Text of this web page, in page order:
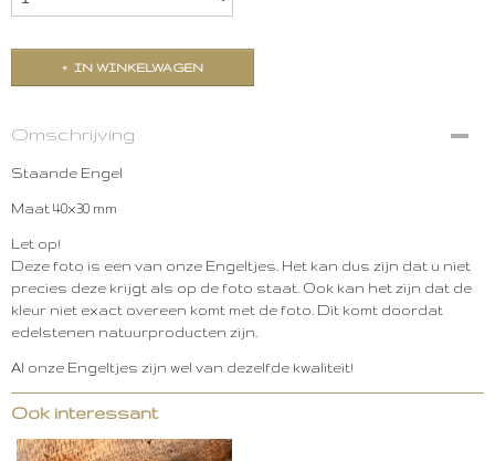
IN WINKELWAGEN
Omschrijving
Staande Engel
Maat 40x30 mm
Let op!
Deze foto is een van onze Engeltjes. Het kan dus zijn dat u niet
precies deze krijgt als op de foto staat. Ook kan het zijn dat de
kleur niet exact overeen komt met de foto. Dit komt doordat
edelstenen natuurproducten zijn.
Al onze Engeltjes zijn wel van dezelfde kwaliteit!
Ook interessant